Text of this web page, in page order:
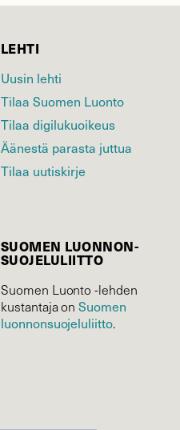
LEHTI
Uusin lehti
Tilaa Suomen Luonto
Tilaa digilukuoikeus
Äänestä parasta juttua
Tilaa uutiskirje
SUOMEN LUONNON­
SUOJELU­LIITTO
Suomen Luonto -lehden
kustantaja onSuomen
luonnonsuojelu­liitto.